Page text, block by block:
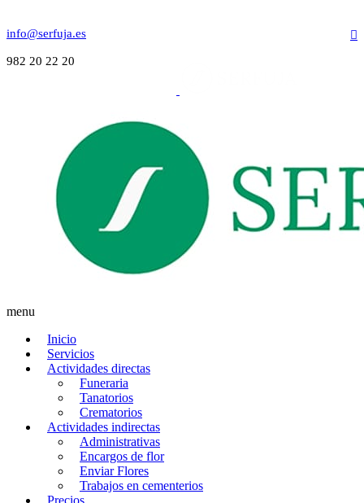
info@serfuja.es
982 20 22 20
menu
Inicio
Servicios
Actividades directas
Funeraria
Tanatorios
Crematorios
Actividades indirectas
Administrativas
Encargos de flor
Enviar Flores
Trabajos en cementerios
Precios